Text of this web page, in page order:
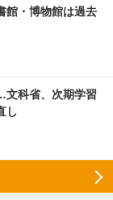
館・博物館は過去
文科省、次期学習
し